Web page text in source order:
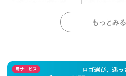
もっとみる